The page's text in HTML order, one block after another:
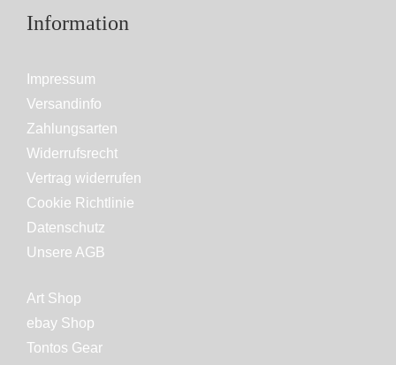
Information
Impressum
Versandinfo
Zahlungsarten
Widerrufsrecht
Vertrag widerrufen
Cookie Richtlinie
Datenschutz
Unsere AGB
Art Shop
ebay Shop
Tontos Gear